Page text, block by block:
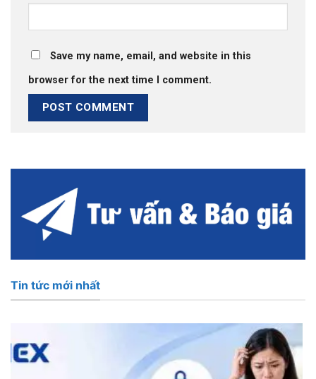
Save my name, email, and website in this
browser for the next time I comment.
Tin tức mới nhất